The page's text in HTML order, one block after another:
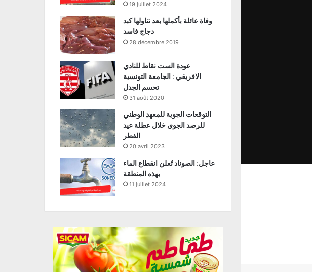
19 juillet 2024
وفاة عائلة بأكملها بعد تناولها كبد
دجاج فاسد
28 décembre 2019
عودة الست نقاط للنادي
الافريقي : الجامعة التونسية
تحسم الجدل
31 août 2020
التوقعات الجوية للمعهد الوطني
للرصد الجوي خلال عطلة عيد
الفطر
20 avril 2023
عاجل: الصوناد تُعلن انقطاع الماء
بهذه المنطقة
11 juillet 2024